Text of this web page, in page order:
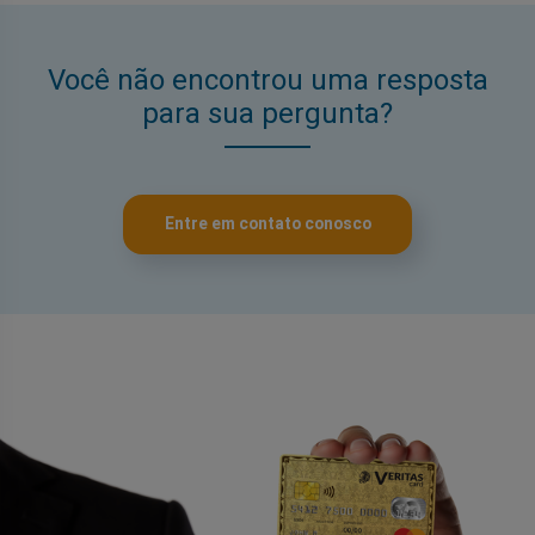
Você não encontrou uma resposta
para sua pergunta?
Entre em contato conosco